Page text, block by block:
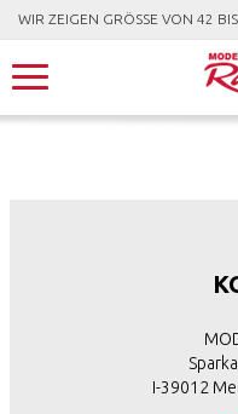
I-39012
WIR ZEIGEN GRÖSSE VON 42